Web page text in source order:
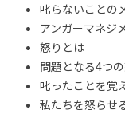
叱らないことの
アンガーマネジ
怒りとは
問題となる4つ
叱ったことを覚
私たちを怒らせ